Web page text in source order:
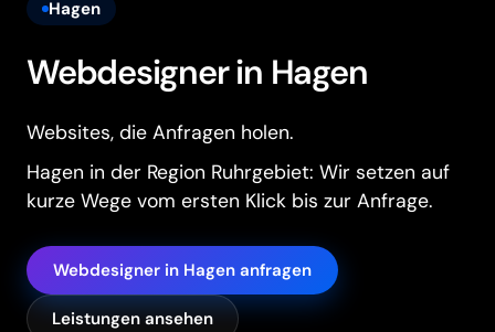
Hagen
Webdesigner in Hagen
Websites, die Anfragen holen.
Hagen in der Region Ruhrgebiet: Wir setzen auf
kurze Wege vom ersten Klick bis zur Anfrage.
Webdesigner in Hagen anfragen
Leistungen ansehen